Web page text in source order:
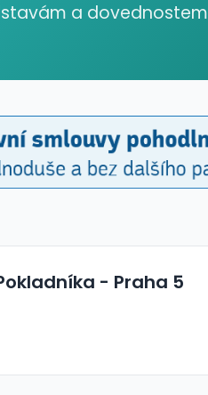
a dovednostem
- Praha 5